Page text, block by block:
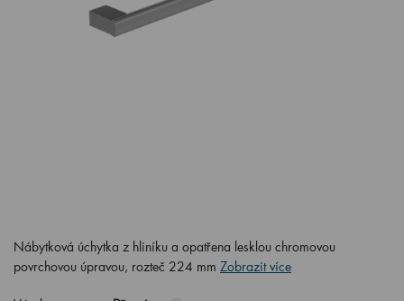
Nábytková úchytka z hliníku a opatřena lesklou chromovou
povrchovou úpravou, rozteč 224 mm Zobrazit více